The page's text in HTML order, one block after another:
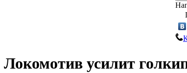
Локомотив усилит